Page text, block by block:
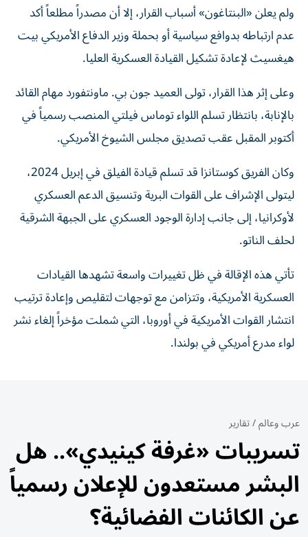
ولم يعلن «البنتاغون» أسباب القرار، إلا أن مصدراً مطلعاً أكد
عدم ارتباطه بدوافع سياسية أو بحملة وزير الدفاع الأمريكي بيت
هيغسيث لإعادة تشكيل القيادة العسكرية العليا.
وعلى إثر هذا القرار، تولى العميد جون بي. ماونتفورد مهام القائد
بالإنابة، بانتظار تسلم اللواء توماس فيلتي المنصب رسمياً في
أكتوبر المقبل عقب تصديق مجلس الشيوخ الأمريكي.
وكان الفريق كوستانزا قد تسلم قيادة الفيلق في إبريل 2024،
ليتولى الإشراف على القوات البرية وتنسيق الدعم العسكري
لأوكرانيا، إلى جانب إدارة الوجود العسكري على الجبهة الشرقية
لحلف الناتو.
تأتي هذه الإقالة في ظل تغييرات واسعة تشهدها القيادات
العسكرية الأمريكية، وتتزامن مع توجهات لتقليص وإعادة ترتيب
انتشار القوات الأمريكية في أوروبا، التي شملت مؤخراً إلغاء نشر
لواء مدرع أمريكي في بولندا.
عرب وعالم/تقارير
تسريبات «غرفة كينيدي».. هل
البشر مستعدون للإعلان رسمياً
عن الكائنات الفضائية؟